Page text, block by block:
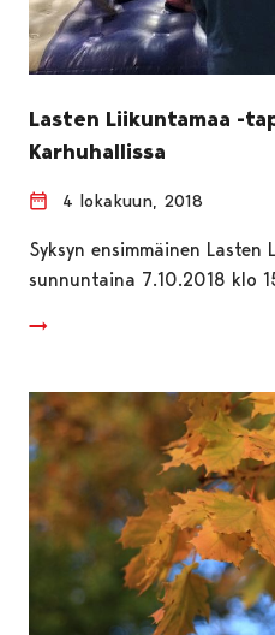
Lasten Liikuntamaa -
Karhuhallissa
4 lokakuun, 2018
Syksyn ensimmäinen
sunnuntaina 7.10.2018 klo